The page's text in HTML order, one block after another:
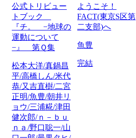
公式トリビュー
トブック
『チ。 −地球の
運動について
−』 第Ｑ集
松本大洋/真鍋昌
平/高橋しん/米代
恭/又吉直樹/二宮
正明/魚豊/朝井リ
ョウ/三浦糀/津田
健次郎/ｎ－ｂｕ
ｎａ/野口聡一/山
ようこそ！
FACT(東京S区第
二支部)へ
魚豊
完結